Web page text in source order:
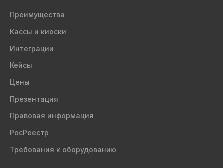
Преимущества
Кассы и киоски
Интеграции
Кейсы
Цены
Презентация
Правовая информация
РосРеестр
Требования к оборудованию